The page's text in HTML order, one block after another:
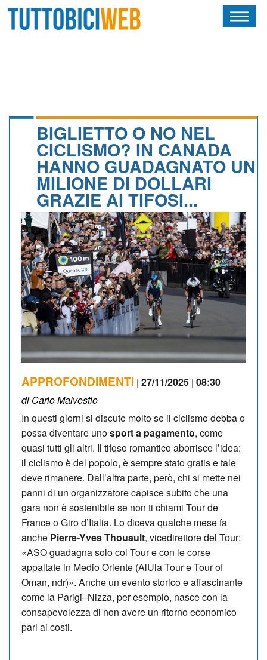
CALENDARIO
ALBI D'ORO
NEWSLETTER
BIGLIETTO O NO NEL
CICLISMO? IN CANADA
HANNO GUADAGNATO UN
MILIONE DI DOLLARI
GRAZIE AI TIFOSI...
APPROFONDIMENTI | 27/11/2025 | 08:30
di Carlo Malvestio
In questi giorni si discute molto se il ciclismo debba o
possa diventare unosport a pagamento, come
quasi tutti gli altri. Il tifoso romantico aborrisce l’idea:
il ciclismo è del popolo, è sempre stato gratis e tale
deve rimanere. Dall’altra parte, però, chi si mette nei
panni di un organizzatore capisce subito che una
gara non è sostenibile se non ti chiami Tour de
France o Giro d’Italia. Lo diceva qualche mese fa
anche Pierre-Yves Thouault, vicedirettore del Tour:
«ASO guadagna solo col Tour e con le corse
appaltate in Medio Oriente (AlUla Tour e Tour of
Oman, ndr)». Anche un evento storico e affascinante
come la Parigi–Nizza, per esempio, nasce con la
consapevolezza di non avere un ritorno economico
pari ai costi.